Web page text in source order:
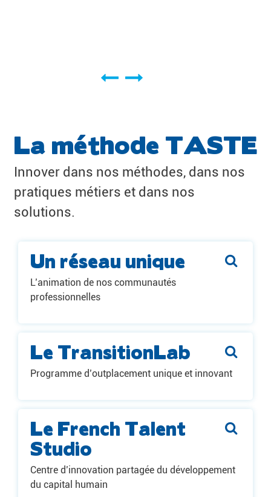
La méthode TASTE
Innover dans nos méthodes, dans nos
pratiques métiers et dans nos
solutions.
Un réseau unique
L’animation de nos communautés
professionnelles
Le TransitionLab
Programme d’outplacement unique et innovant
Le French Talent
Studio
Centre d’innovation partagée du développement
du capital humain